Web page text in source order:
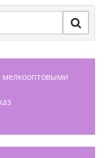
мелкооптовыми